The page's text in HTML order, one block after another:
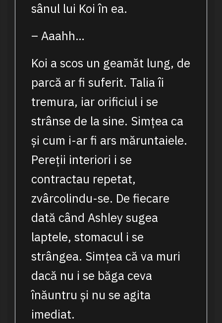
sânul lui Koi în ea.
– Aaahh…
Koi a scos un geamăt lung, de
parcă ar fi suferit. Talia îi
tremura, iar orificiul i se
strânse de la sine. Simțea ca
și cum i-ar fi ars măruntaiele.
Pereții interiori i se
contractau repetat,
zvârcolindu-se. De fiecare
dată când Ashley sugea
laptele, stomacul i se
strângea. Simțea că va muri
dacă nu i se băga ceva
înăuntru și nu se agita
imediat.